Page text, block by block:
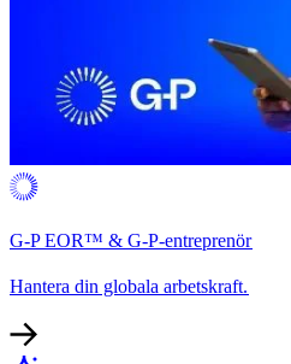
G-P EOR™ & G-P-entreprenör​​
Hantera din globala arbetskraft.​​